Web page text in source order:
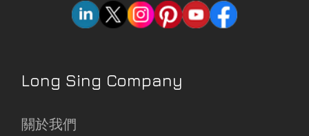
Long Sing Company
關於我們